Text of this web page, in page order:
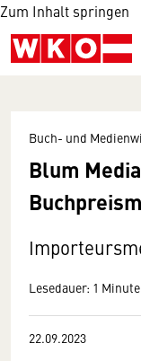
Zum Inhalt springen
Buch- und
Blum
Lesedauer: 1 Minute
22.09.2023